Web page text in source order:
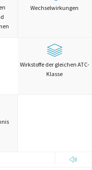
Wechselwirkungen
Wirkstoffe der gleichen ATC-
Klasse